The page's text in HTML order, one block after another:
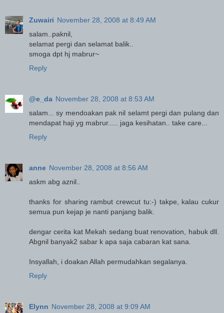
Zuwairi November 28, 2008 at 8:49 AM
salam..paknil,
selamat pergi dan selamat balik..
smoga dpt hj mabrur~
Reply
@e_da November 28, 2008 at 8:53 AM
salam... sy mendoakan pak nil selamt pergi dan pulang dan
mendapat haji yg mabrur..... jaga kesihatan.. take care...
Reply
anne November 28, 2008 at 8:56 AM
askm abg aznil..
thanks for sharing rambut crewcut tu:-) takpe, kalau cukur
semua pun kejap je nanti panjang balik.
dengar cerita kat Mekah sedang buat renovation, habuk dll.
Abgnil banyak2 sabar k apa saja cabaran kat sana.
Insyallah, i doakan Allah permudahkan segalanya.
Reply
Elynn November 28, 2008 at 9:09 AM